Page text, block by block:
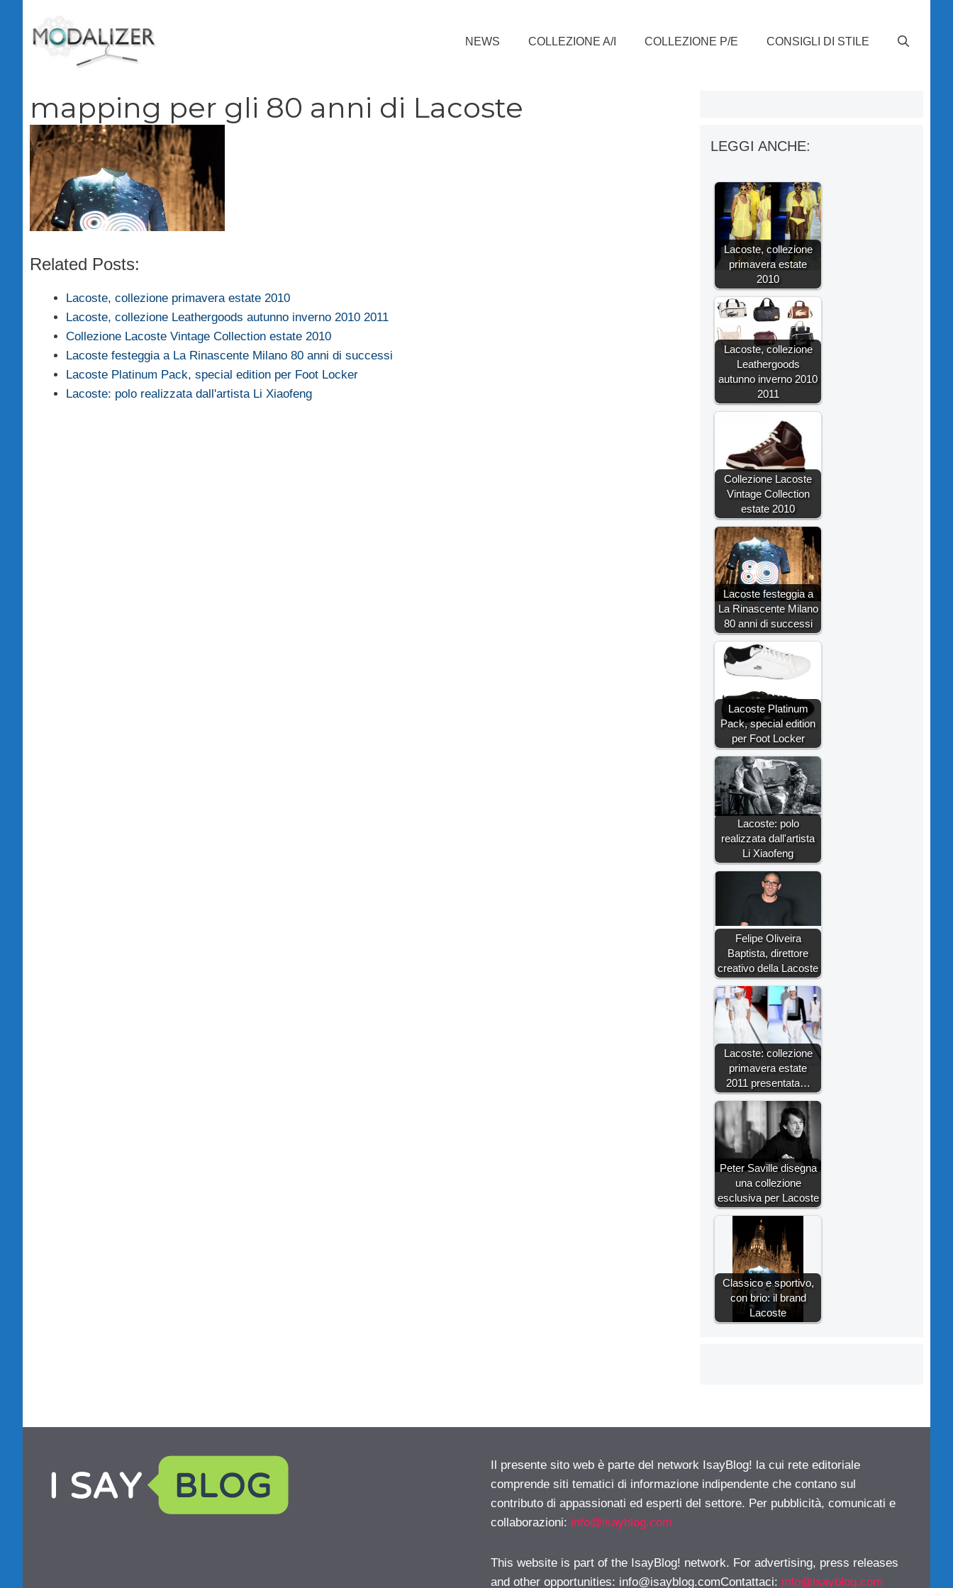
contenuto
NEWS COLLEZIONE A/I COLLEZIONE P/E CONSIGLI DI STILE
mapping per gli 80 anni di Lacoste
Related Posts:
Lacoste, collezione primavera estate 2010
Lacoste, collezione Leathergoods autunno inverno 2010 2011
Collezione Lacoste Vintage Collection estate 2010
Lacoste festeggia a La Rinascente Milano 80 anni di successi
Lacoste Platinum Pack, special edition per Foot Locker
Lacoste: polo realizzata dall'artista Li Xiaofeng
LEGGI ANCHE:
Lacoste, collezione
primavera estate
2010
Lacoste, collezione
Leathergoods
autunno inverno 2010
2011
Collezione Lacoste
Vintage Collection
estate 2010
Lacoste festeggia a
La Rinascente Milano
80 anni di successi
Lacoste Platinum
Pack, special edition
per Foot Locker
Lacoste: polo
realizzata dall'artista
Li Xiaofeng
Felipe Oliveira
Baptista, direttore
creativo della Lacoste
Lacoste: collezione
primavera estate
2011 presentata…
Peter Saville disegna
una collezione
esclusiva per Lacoste
Classico e sportivo,
con brio: il brand
Lacoste
Il presente sito web è parte del network IsayBlog! la cui rete editoriale
comprende siti tematici di informazione indipendente che contano sul
contributo di appassionati ed esperti del settore. Per pubblicità, comunicati e
collaborazioni: info@isayblog.com
This website is part of the IsayBlog! network. For advertising, press releases
and other opportunities: info@isayblog.comContattaci: info@isayblog.com